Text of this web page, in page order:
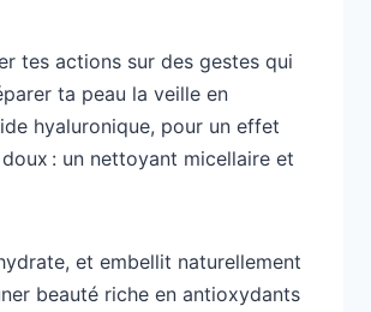
tes actions sur des gestes qui
ta peau la veille en
hyaluronique, pour un effet
: un nettoyant micellaire et
et embellit naturellement
beauté riche en antioxydants